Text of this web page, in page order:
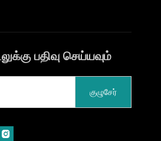
பதிவு செய்யவும்
குழுசேர்